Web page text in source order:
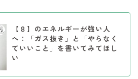
【８】のエネルギーが強い人
へ：「ガス抜き」と「やらなく
ていいこと」を書いてみてほし
い